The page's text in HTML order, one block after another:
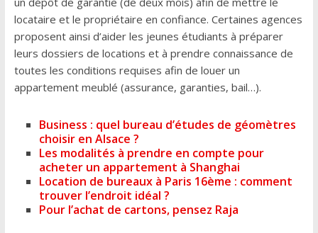
locataire et le propriétaire en confiance. Certaines agences
proposent ainsi d’aider les jeunes étudiants à préparer
leurs dossiers de locations et à prendre connaissance de
toutes les conditions requises afin de louer un
appartement meublé (assurance, garanties, bail…).
Business : quel bureau d’études de géomètres
choisir en Alsace ?
Les modalités à prendre en compte pour
acheter un appartement à Shanghai
Location de bureaux à Paris 16ème : comment
trouver l’endroit idéal ?
Pour l’achat de cartons, pensez Raja